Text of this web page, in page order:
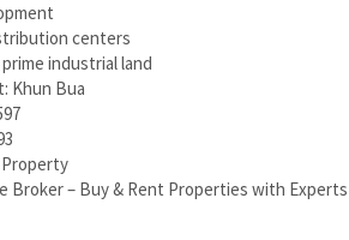
centers
industrial land
Khun Bua
Property
Broker – Buy & Rent Properties with Experts